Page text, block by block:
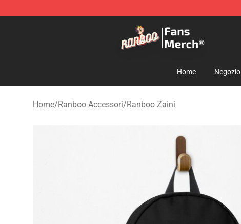
Ranboo Store - Official Ranboo Merchandise Shop
Home Negozio
Home/Ranboo Accessori/Ranboo Zaini